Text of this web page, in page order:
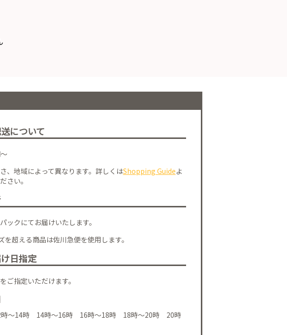
について
、地域によって異なります。詳しくはShopping Guideよ
さい。
ックにてお届けいたします。
超える商品は佐川急便を使用します。
日指定
ご指定いただけます。
～14時 14時～16時 16時～18時 18時～20時 20時